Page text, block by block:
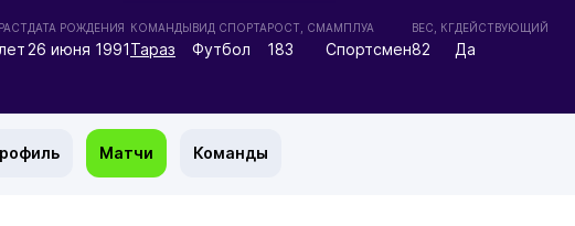
ДАТА РОЖДЕНИЯ
26 июня 1991
КОМАНДЫ
Тараз
ВИД СПОРТА
Футбол
РОСТ, СМ
183
АМПЛУА
Спортсмен
ВЕС, КГ
82
ДЕЙСТВУЮЩИЙ
Да
Матчи Команды